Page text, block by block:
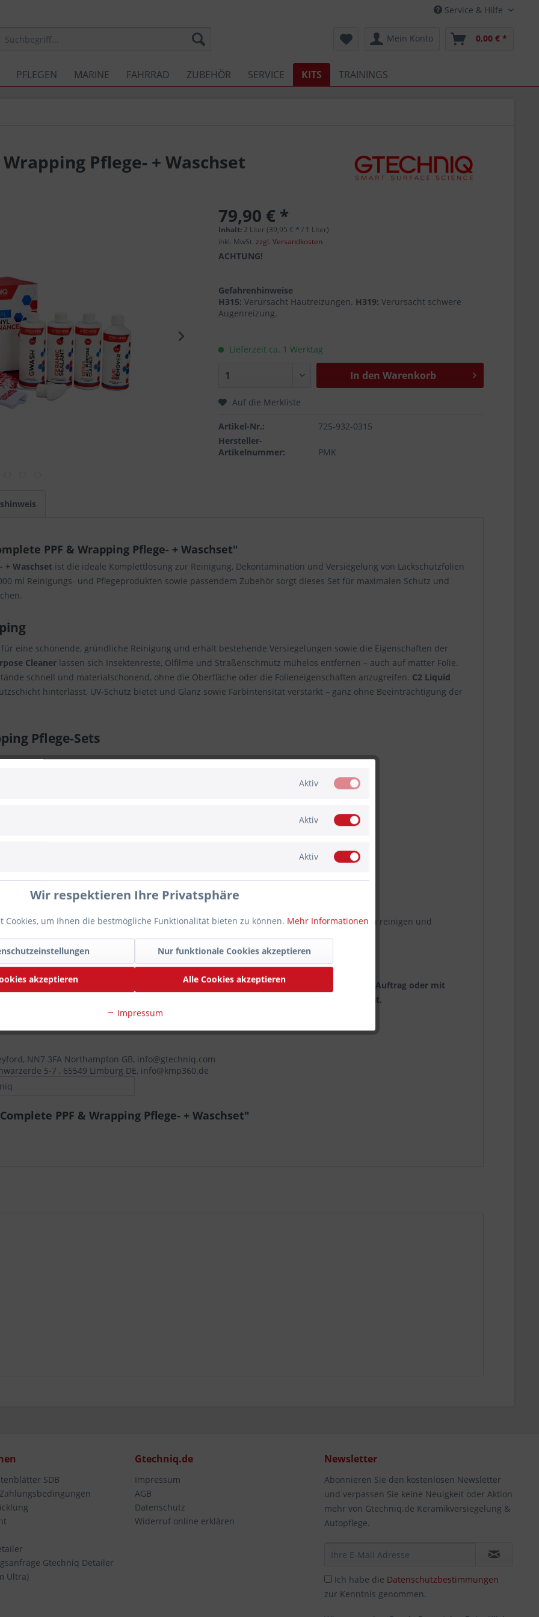
Service & Hilfe
Mein Konto 0,00 € *
PFLEGEN MARINE FAHRRAD ZUBEHÖR SERVICE KITS TRAININGS
Pflege- + Waschset
79,90 € *
Inhalt: 2 Liter (39,95 € * / 1 Liter)
inkl. MwSt.zzgl. Versandkosten
ACHTUNG!
Gefahrenhinweise
H315:Verursacht Hautreizungen. H319:Verursacht schwere
Augenreizung.
Lieferzeit ca. 1 Werktag
In den Warenkorb
Auf die Merkliste
Artikel-Nr.:
725-932-0315
Hersteller-
Artikelnummer:
PMK
PPF & Wrapping Pflege- + Waschset"
+ Waschset ist die ideale Komplettlösung zur Reinigung, Dekontamination und Versiegelung von Lackschutzfolien
ml Reinigungs- und Pflegeprodukten sowie passendem Zubehör sorgt dieses Set für maximalen Schutz und
eine schonende, gründliche Reinigung und erhält bestehende Versiegelungen sowie die Eigenschaften der
Cleaner lassen sich Insektenreste, Ölfilme und Straßenschmutz mühelos entfernen – auch auf matter Folie.
schnell und materialschonend, ohne die Oberfläche oder die Folieneigenschaften anzugreifen. C2 Liquid
hinterlässt, UV-Schutz bietet und Glanz sowie Farbintensität verstärkt – ganz ohne Beeinträchtigung der
Pflege-Sets
Blick
Umwelteinflüsse und Ablagerungen
Wahl für alle, die Folienfahrzeuge oder Lackschutzfolien auf höchstem Niveau reinigen und
Ware handelt es sich um ein Zubehör-/Ersatzteil eines Drittherstellers, das nicht im Auftrag oder mit
wurde. Die Nennung der Marke dient ausschließlich der Bestimmung der Kompatibilität.
NN7 3FA Northampton GB, info@gtechniq.com
5-7 , 65549 Limburg DE, info@kmp360.de
PPF & Wrapping Pflege- + Waschset"
SDB
Gtechniq Detailer
Ultra)
Gtechniq.de
Impressum
AGB
Datenschutz
Widerruf online erklären
Newsletter
Abonnieren Sie den kostenlosen Newsletter
und verpassen Sie keine Neuigkeit oder Aktion
mehr von Gtechniq.de Keramikversiegelung &
Autopflege.
Ich habe die Datenschutzbestimmungen
zur Kenntnis genommen.
Aktiv
Aktiv
Aktiv
Wir respektieren Ihre Privatsphäre
Cookies, um Ihnen die bestmögliche Funktionalität bieten zu können. Mehr Informationen
Nur funktionale Cookies akzeptieren
akzeptieren Alle Cookies akzeptieren
Impressum